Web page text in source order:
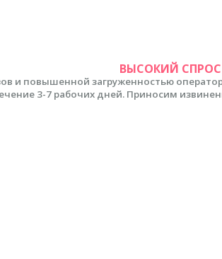
ВЫСОКИЙ СПРОС
и повышенной загруженностью
3-7 рабочих дней. Приносим